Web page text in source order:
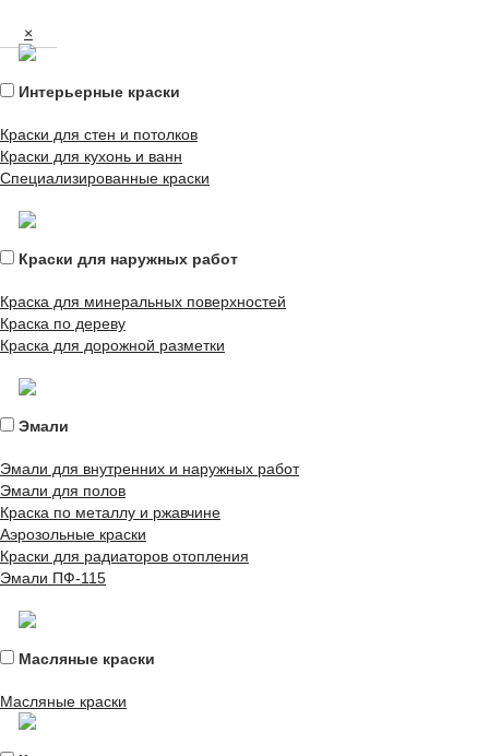
×
Интерьерные краски
Краски для стен и потолков
Краски для кухонь и ванн
Специализированные краски
Краски для наружных работ
Краска для минеральных поверхностей
Краска по дереву
Краска для дорожной разметки
Эмали
Эмали для внутренних и наружных работ
Эмали для полов
Краска по металлу и ржавчине
Аэрозольные краски
Краски для радиаторов отопления
Эмали ПФ-115
Масляные краски
Масляные краски